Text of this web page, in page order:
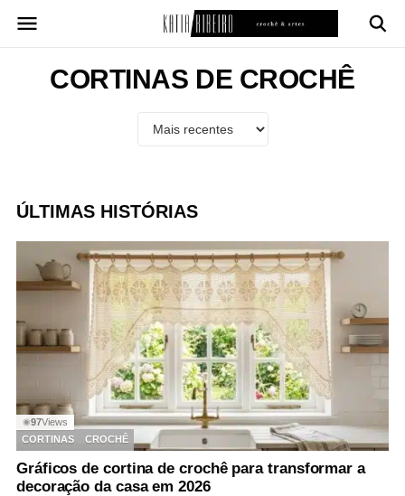
para
conteúdoCORTINAS DE CROCHÊ
ÚLTIMAS HISTÓRIAS
◉97Views
CORTINAS
CROCHÊ
Gráficos de cortina de crochê para transformar a
decoração da casa em 2026